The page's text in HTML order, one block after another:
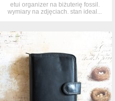
etui organizer na biżuterię fossil.
wymiary na zdjęciach. stan ideal...